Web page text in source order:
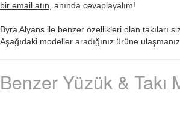
bir email atın , anında cevaplayalım!
Byra Alyans ile benzer özellikleri olan takıları
Aşağıdaki modeller aradığınız ürüne
Benzer Yüzük & Takı